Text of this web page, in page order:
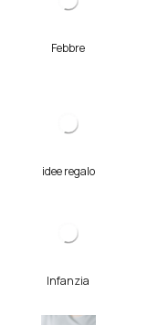
Febbre
idee regalo
Infanzia